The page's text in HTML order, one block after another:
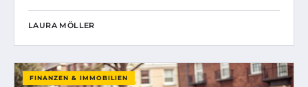
LAURA MÖLLER
FINANZEN & IMMOBILIEN